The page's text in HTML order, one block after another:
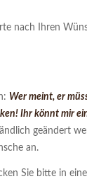
nach Ihren
Wer meint, er
Ihr könnt mir
geändert
an.
Sie bitte in